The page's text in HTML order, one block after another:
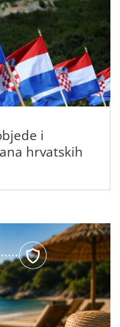
i
hrvatskih